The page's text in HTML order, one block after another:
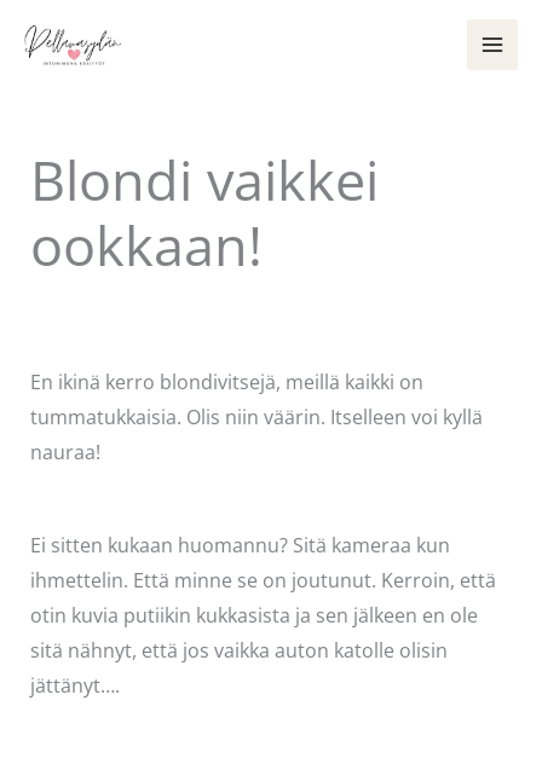
sisältöön
Blondi vaikkei
ookkaan!
En ikinä kerro blondivitsejä, meillä kaikki on
tummatukkaisia. Olis niin väärin. Itselleen voi kyllä
nauraa!
Ei sitten kukaan huomannu? Sitä kameraa kun
ihmettelin. Että minne se on joutunut. Kerroin, että
otin kuvia putiikin kukkasista ja sen jälkeen en ole
sitä nähnyt, että jos vaikka auton katolle olisin
jättänyt….